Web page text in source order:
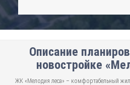
Описание
новостройке
ЖК «Мелодия леса» – комфортабельный